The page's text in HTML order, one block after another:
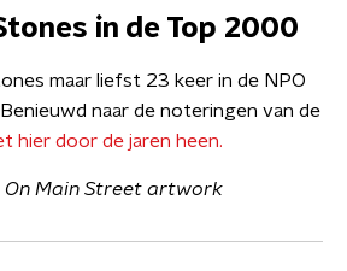
in de Top 2000
maar liefst 23 keer in de NPO
naar de noteringen van de
hier door de jaren heen.
On Main Street artwork